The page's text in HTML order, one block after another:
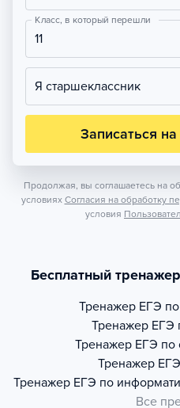
Класс, в который перешли
11
Я старшеклассник
Записаться
Продолжая, вы соглашаетесь на
условиях Согласия на обработку
условия
Бесплатный
Тренажер ЕГЭ
Тренажер ЕГЭ
Тренажер ЕГЭ по
Тренажер
Тренажер ЕГЭ по
Все